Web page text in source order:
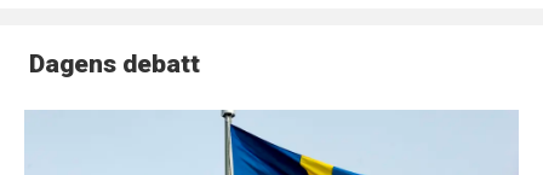
Dagens debatt